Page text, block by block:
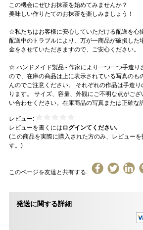
この機会にぜひお抹茶を始めてみませんか？
美味しい作りたてのお抹茶を楽しみましょう！
☆私たちはお客様に安心していただける配送を心
配送中のトラブルにより、万が一商品が破損した
金をさせていただきますので、ご安心ください。
☆ ハンドメイド製品 - 作家により一つ一つ手造り
ので、在庫の商品は上に表示されている写真のも
んのでご注意ください。 それぞれの作品は手造
ります。 サイズ、容量、外観にご不明な点がご
い合わせください。在庫商品の写真または正確な
レビュー:
レビューを書くには ログインてください.
(この商品を実際に購入された方のみ、レビューを
す。)
このページを友達と共有する:
発送に関する詳細